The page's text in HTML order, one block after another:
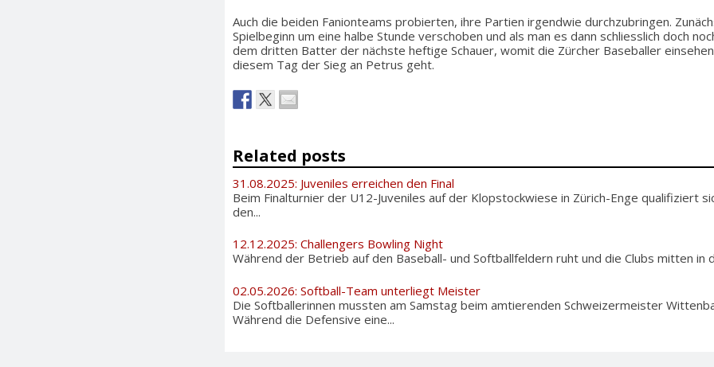
Auch die beiden Fanionteams probierten, ihre Partien irgendwie durchzubringen.
Spielbeginn um eine halbe Stunde verschoben und als man es dann schliesslich doch
dem dritten Batter der nächste heftige Schauer, womit die Zürcher Baseballer
diesem Tag der Sieg an Petrus geht.
Related posts
31.08.2025: Juveniles erreichen den Final
Beim Finalturnier der U12-Juveniles auf der Klopstockwiese in Zürich-Enge qualifiziert
den...
12.12.2025: Challengers Bowling Night
Während der Betrieb auf den Baseball- und Softballfeldern ruht und die Clubs mitten in
02.05.2026: Softball-Team unterliegt Meister
Die Softballerinnen mussten am Samstag beim amtierenden Schweizermeister
Während die Defensive eine...